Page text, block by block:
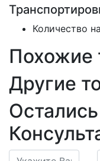
Количество
Похожие
Другие